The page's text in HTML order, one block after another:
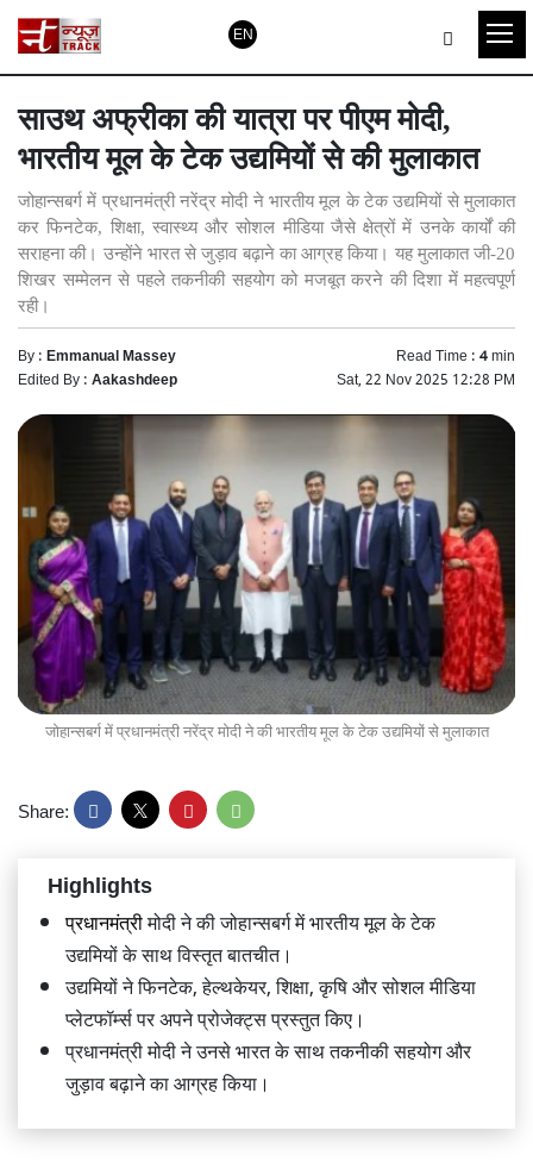
EN
साउथ अफ्रीका की यात्रा पर पीएम मोदी,
भारतीय मूल के टेक उद्यमियों से की मुलाकात
जोहान्सबर्ग में प्रधानमंत्री नरेंद्र मोदी ने भारतीय मूल के टेक उद्यमियों से मुलाकात
कर फिनटेक, शिक्षा, स्वास्थ्य और सोशल मीडिया जैसे क्षेत्रों में उनके कार्यों की
सराहना की। उन्होंने भारत से जुड़ाव बढ़ाने का आग्रह किया। यह मुलाकात जी-20
शिखर सम्मेलन से पहले तकनीकी सहयोग को मजबूत करने की दिशा में महत्वपूर्ण
रही।
By :Emmanual Massey Read Time :4min
Edited By :Aakashdeep Sat, 22 Nov 2025 12:28 PM
जोहान्सबर्ग में प्रधानमंत्री नरेंद्र मोदी ने की भारतीय मूल के टेक उद्यमियों से मुलाकात
Share:
Highlights
प्रधानमंत्रीमोदी ने की जोहान्सबर्ग में भारतीय मूल के टेक
उद्यमियों के साथ विस्तृत बातचीत।
उद्यमियों ने फिनटेक, हेल्थकेयर, शिक्षा, कृषि और सोशल मीडिया
प्लेटफॉर्म्स पर अपने प्रोजेक्ट्स प्रस्तुत किए।
प्रधानमंत्री मोदी ने उनसे भारत के साथ तकनीकी सहयोग और
जुड़ाव बढ़ाने का आग्रह किया।